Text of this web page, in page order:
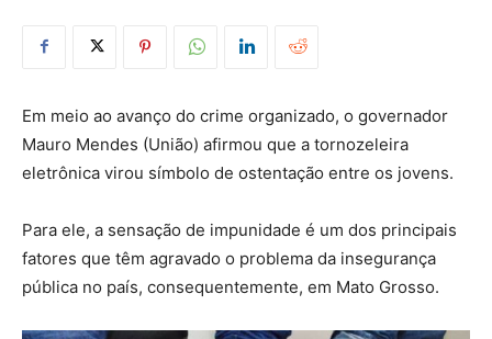
Em meio ao avanço do crime organizado, o governador
Mauro Mendes (União) afirmou que a tornozeleira
eletrônica virou símbolo de ostentação entre os jovens.
Para ele, a sensação de impunidade é um dos principais
fatores que têm agravado o problema da insegurança
pública no país, consequentemente, em Mato Grosso.